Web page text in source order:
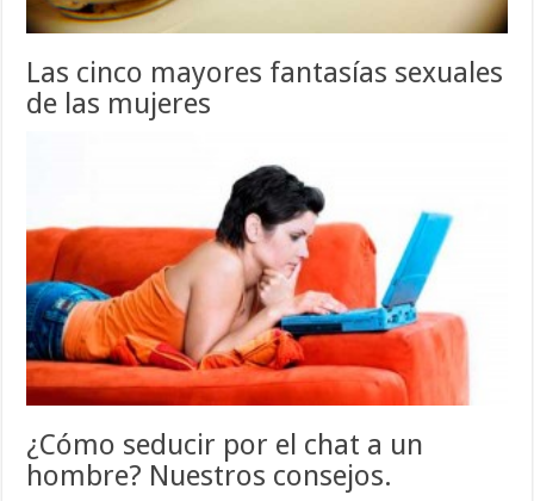
Las cinco mayores fantasías sexuales
de las mujeres
¿Cómo seducir por el chat a un
hombre? Nuestros consejos.